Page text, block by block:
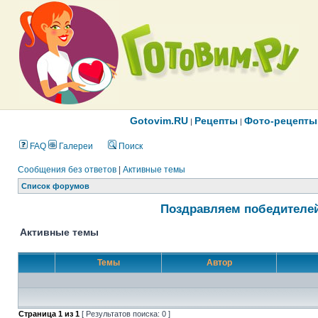
Gotovim.RU | Рецепты | Фото-рецепты
FAQ Галереи Поиск
Сообщения без ответов Активные темы
Список форумов
Поздравляем
Активные темы
Темы Автор
Страница 1 из 1 [ Результатов поиска: 0 ]